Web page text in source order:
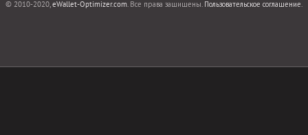
© 2010-2020, eWallet-Optimizer.com . Все права защищены. Пользовательское соглашение